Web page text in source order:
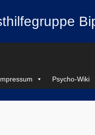
Psycho-Wiki